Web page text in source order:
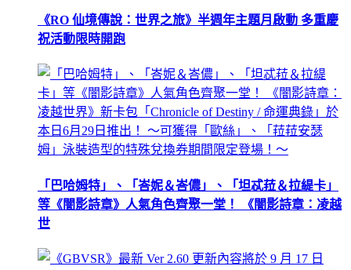
《RO 仙境傳說：世界之旅》半週年主題月啟動 多重慶
祝活動限時開跑
「巴哈姆特」、「峇妮＆峇儂」、「坦忒菈＆拉緹卡」
等《闇影詩章》人氣角色齊聚一堂！ 《闇影詩章：凌越
世